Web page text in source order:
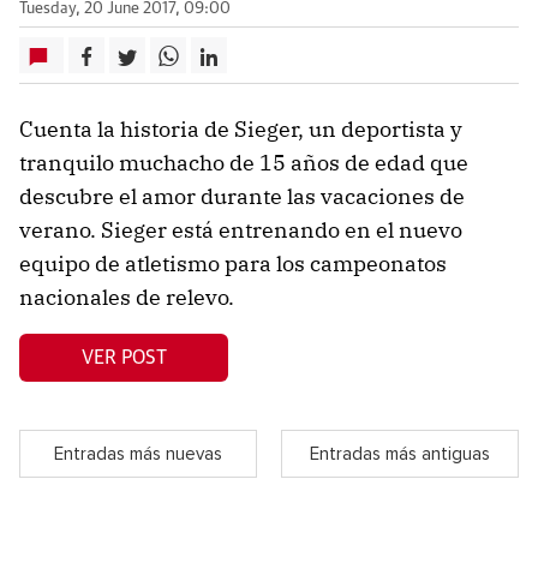
Tuesday, 20 June 2017, 09:00
Cuenta la historia de Sieger, un deportista y
tranquilo muchacho de 15 años de edad que
descubre el amor durante las vacaciones de
verano. Sieger está entrenando en el nuevo
equipo de atletismo para los campeonatos
nacionales de relevo.
VER POST
Entradas más nuevas Entradas más antiguas